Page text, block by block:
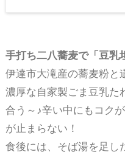
手打ち二八蕎麦で「豆乳
伊達市大滝産の蕎麦粉
濃厚な自家製ごま豆乳た
合う～♪辛い中にもコク
が止まらない！
食後には、そば湯を足し